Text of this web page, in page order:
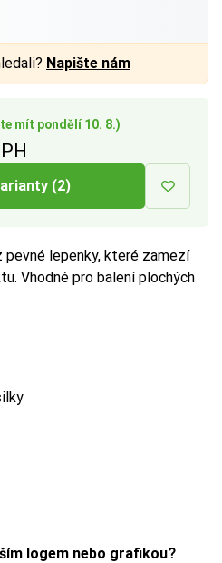
mít pondělí 10. 8.)
(2)
lepenky, které zamezí
Vhodné pro balení plochých
logem nebo grafikou?
Napište nám